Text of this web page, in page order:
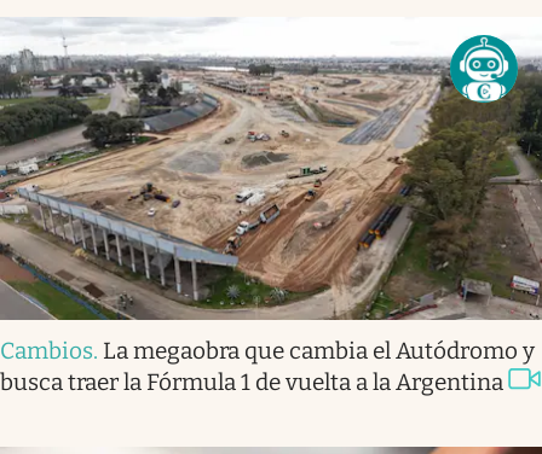
Cambios. La megaobra que cambia el Autódromo y
busca traer la Fórmula 1 de vuelta a la Argentina